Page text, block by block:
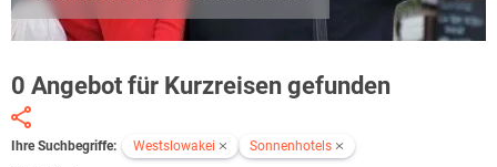
0 Angebot für Kurzreisen gefunden
Ihre Suchbegriffe: Westslowakei
Sonnenhotels